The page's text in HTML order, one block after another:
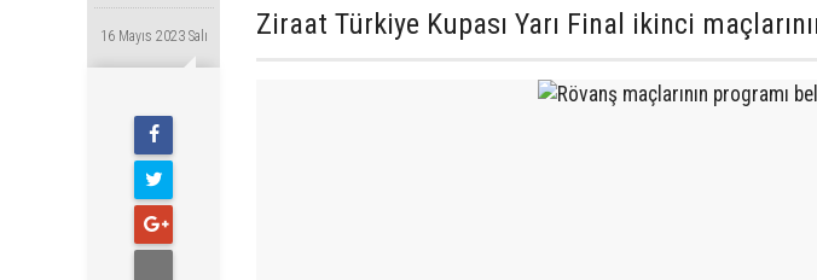
16 Mayıs 2023 Salı Ziraat Türkiye Kupası Yarı Final ikinci